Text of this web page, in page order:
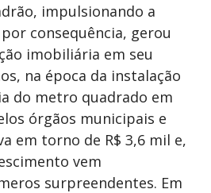
impulsionando a
consequência, gerou
imobiliária em seu
na época da instalação
do metro quadrado em
órgãos municipais e
em torno de R$ 3,6 mil e,
vem
surpreendentes. Em